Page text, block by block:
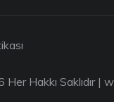
Her Hakkı Saklıdır |